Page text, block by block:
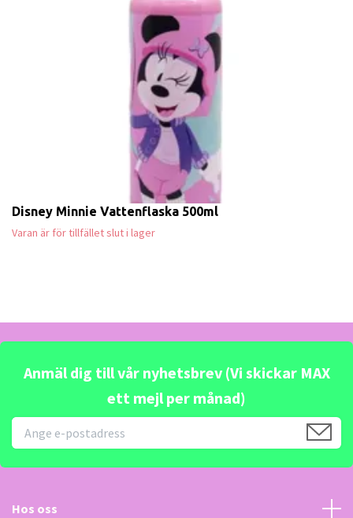
Disney Minnie Vattenflaska 500ml
Varan är för tillfället slut i lager
Anmäl dig till vår nyhetsbrev (Vi skickar MAX
ett mejl per månad)
Hos oss